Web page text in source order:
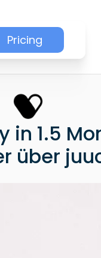
Pricing
1.5
über